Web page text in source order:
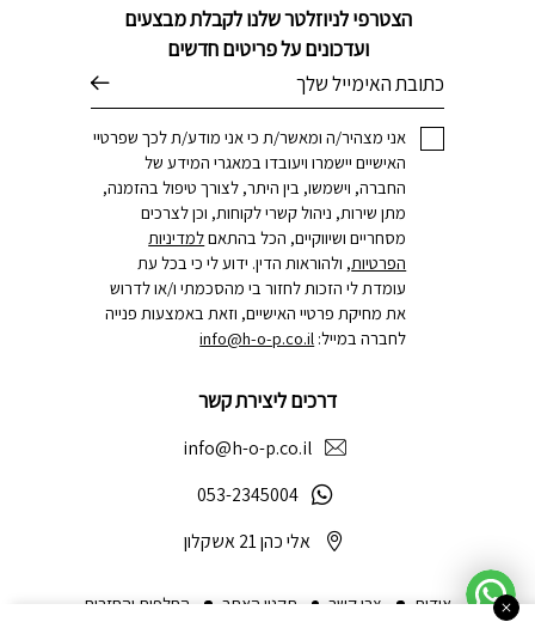
הצטרפי לניוזלטר שלנו לקבלת מבצעים
ועדכונים על פריטים חדשים
אני מצהיר/ה ומאשר/ת כי אני מודע/ת לכך שפרטיי
האישיים יישמרו ויעובדו במאגרי המידע של
החברה, וישמשו, בין היתר, לצורך טיפול בהזמנה,
מתן שירות, ניהול קשרי לקוחות, וכן לצרכים
מסחריים ושיווקיים, הכל בהתאםלמדיניות
הפרטיות, ולהוראות הדין. ידוע לי כי בכל עת
עומדת לי הזכות לחזור בי מהסכמתי ו/או לדרוש
את מחיקת פרטיי האישיים, וזאת באמצעות פנייה
לחברה במייל: info@h-o-p.co.il
אודות צרו קשר תקנון האתר החלפות והחזרות
דרכים ליצירת קשר
info@h-o-p.co.il
053-2345004
אלי כהן 21 אשקלון